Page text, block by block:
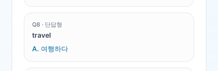
Q8 · 단답형
travel
A. 여행하다